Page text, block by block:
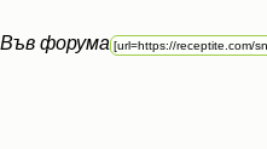
Във форума